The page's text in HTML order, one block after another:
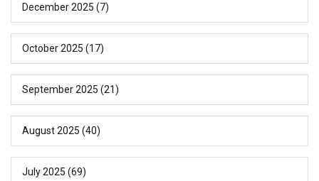
December 2025 (7)
October 2025 (17)
September 2025 (21)
August 2025 (40)
July 2025 (69)